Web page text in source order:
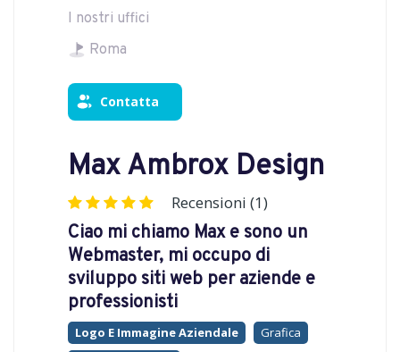
I nostri uffici
Roma
Contatta
Max Ambrox Design
Recensioni (1)
Ciao mi chiamo Max e sono un
Webmaster, mi occupo di
sviluppo siti web per aziende e
professionisti
Logo E Immagine Aziendale
Grafica